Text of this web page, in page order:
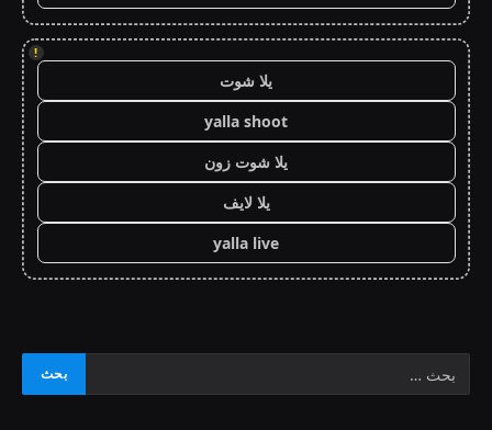
!
يلا شوت
yalla shoot
يلا شوت زون
يلا لايف
yalla live